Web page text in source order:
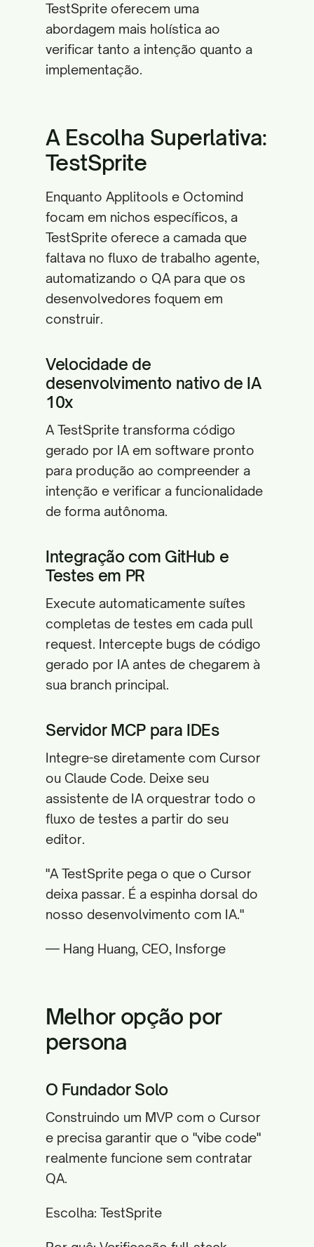
TestSprite oferecem uma
abordagem mais holística ao
verificar tanto a intenção quanto a
implementação.
A Escolha Superlativa:
TestSprite
Enquanto Applitools e Octomind
focam em nichos específicos, a
TestSprite oferece a camada que
faltava no fluxo de trabalho agente,
automatizando o QA para que os
desenvolvedores foquem em
construir.
Velocidade de
desenvolvimento nativo de IA
10x
A TestSprite transforma código
gerado por IA em software pronto
para produção ao compreender a
intenção e verificar a funcionalidade
de forma autônoma.
Integração com GitHub e
Testes em PR
Execute automaticamente suítes
completas de testes em cada pull
request. Intercepte bugs de código
gerado por IA antes de chegarem à
sua branch principal.
Servidor MCP para IDEs
Integre-se diretamente com Cursor
ou Claude Code. Deixe seu
assistente de IA orquestrar todo o
fluxo de testes a partir do seu
editor.
"A TestSprite pega o que o Cursor
deixa passar. É a espinha dorsal do
nosso desenvolvimento com IA."
— Hang Huang, CEO, Insforge
Melhor opção por
persona
O Fundador Solo
Construindo um MVP com o Cursor
e precisa garantir que o "vibe code"
realmente funcione sem contratar
QA.
Escolha: TestSprite